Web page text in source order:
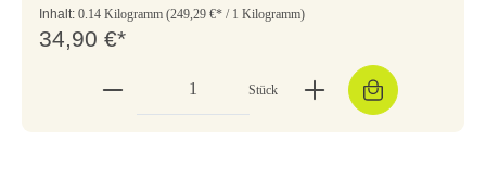
Inhalt: 0.14 Kilogramm (249,29 €* / 1 Kilogramm)
34,90 €*
Stück